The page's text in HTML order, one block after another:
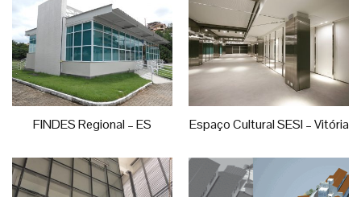
FINDES Regional – ES Espaço Cultural SESI – Vitória